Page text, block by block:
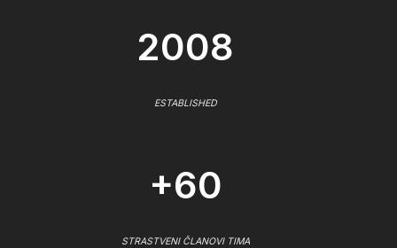
2008
ESTABLISHED
+60
STRASTVENI ČLANOVI TIMA